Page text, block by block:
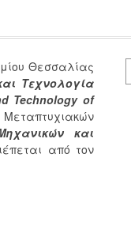
Θεσσαλίας
Τεχνολογία
Technology of
και
από τον